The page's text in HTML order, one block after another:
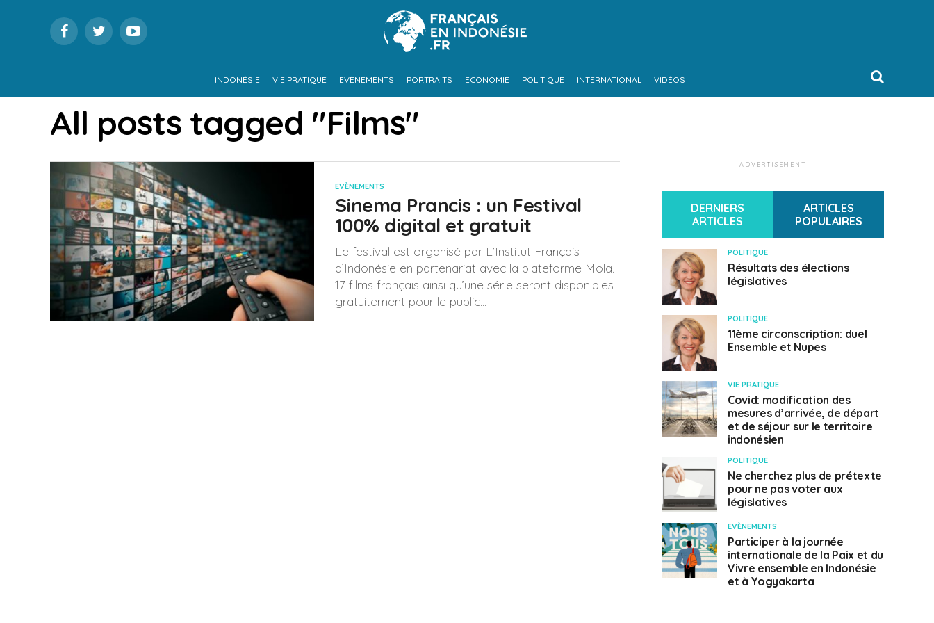
INDONÉSIE VIE PRATIQUE EVÈNEMENTS PORTRAITS ECONOMIE POLITIQUE INTERNATIONAL VIDÉOS
All posts tagged "Films"
EVÈNEMENTS
Sinema Prancis : un Festival
100% digital et gratuit
Le festival est organisé par L’Institut Français
d’Indonésie en partenariat avec la plateforme Mola.
17 films français ainsi qu’une série seront disponibles
gratuitement pour le public...
ADVERTISEMENT
DERNIERS
ARTICLES
ARTICLES
POPULAIRES
POLITIQUE
Résultats des élections
législatives
POLITIQUE
11ème circonscription: duel
Ensemble et Nupes
VIE PRATIQUE
Covid: modification des
mesures d’arrivée, de départ
et de séjour sur le territoire
indonésien
POLITIQUE
Ne cherchez plus de prétexte
pour ne pas voter aux
législatives
EVÈNEMENTS
Participer à la journée
internationale de la Paix et du
Vivre ensemble en Indonésie
et à Yogyakarta